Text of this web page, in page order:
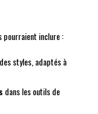
pourraient inclure :
styles, adaptés à
dans les outils de